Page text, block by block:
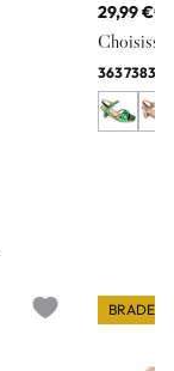
29,99 €
36373839